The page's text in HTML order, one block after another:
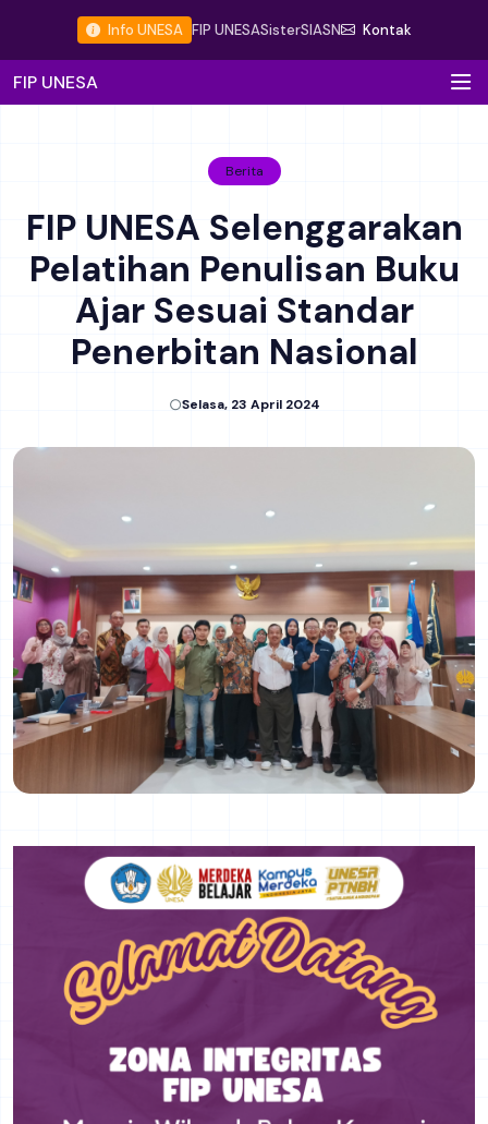
Info UNESA FIP UNESASisterSIASN Kontak
FIP UNESA
Berita
FIP UNESA Selenggarakan
Pelatihan Penulisan Buku
Ajar Sesuai Standar
Penerbitan Nasional
Selasa, 23 April 2024